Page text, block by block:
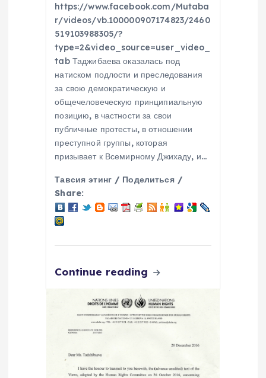
https://www.facebook.com/Mutaba
r/videos/vb.100000907174823/2460
519103988305/?
type=2&video_source=user_video_
tab Таджибаева оказалась под
натиском подлости и преследования
за свою демократическую и
общечеловеческую принципиальную
позицию, в частности за свои
публичные протесты, в отношении
преступной группы, которая
призывает к Всемирному Джихаду, и…
Тавсия этинг / Поделиться /
Share:
Continue reading